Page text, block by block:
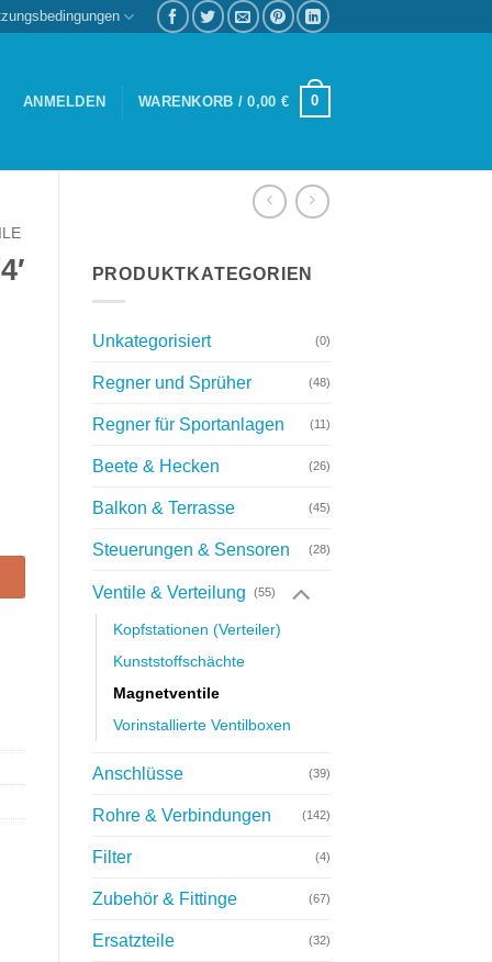
ANMELDEN WARENKORB /0,00 € 0
PRODUKTKATEGORIEN
Unkategorisiert (0)
Regner und Sprüher (48)
Regner für Sportanlagen (11)
Beete & Hecken (26)
Balkon & Terrasse (45)
Steuerungen & Sensoren (28)
Ventile & Verteilung (55)
Kopfstationen (Verteiler)
Kunststoffschächte
Magnetventile
Vorinstallierte Ventilboxen
Anschlüsse (39)
Rohre & Verbindungen (142)
Filter (4)
Zubehör & Fittinge (67)
Ersatzteile (32)
Menge